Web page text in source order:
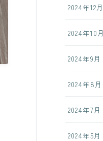
2024年12月
2024年10月
2024年9月
2024年8月
2024年7月
2024年5月